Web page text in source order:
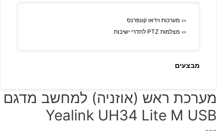
מערכות וידאו קונפרנס
מצלמות PTZ לחדרי ישיבות
מבצעים
מערכת ראש (אוזניה) למחשב מדגם
Yealink UH34 Lite M USB